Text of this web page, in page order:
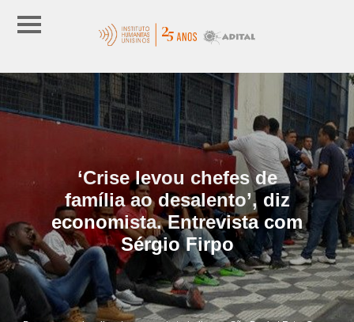
‘Crise levou chefes de
família ao desalento’, diz
economista. Entrevista com
Sérgio Firpo